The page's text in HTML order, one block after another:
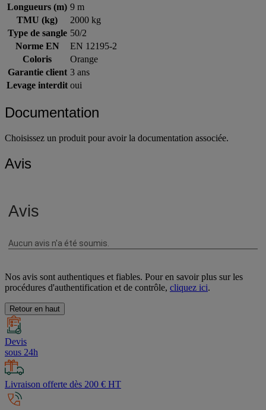
Longueurs (m) 9 m
TMU (kg)
2000 kg
Type de sangle 50/2
Norme EN
EN 12195-2
Coloris
Orange
Garantie client 3 ans
Levage interdit oui
Documentation
Choisissez un produit pour avoir la documentation associée.
Avis
Nos avis sont authentiques et fiables. Pour en savoir plus sur les
procédures d'authentification et de contrôle, cliquez ici.
Retour en haut
Devis
sous 24h
Livraison offerte dès 200 € HT